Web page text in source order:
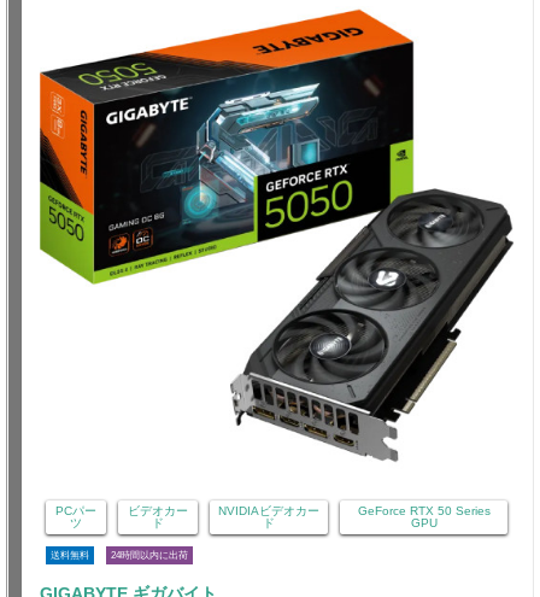
PCパー
ツ
ビデオカー
ド
NVIDIAビデオカー
ド
GeForce RTX 50 Series
GPU
送料無料 24時間以内に出荷